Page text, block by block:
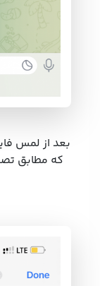
بعد از لمس